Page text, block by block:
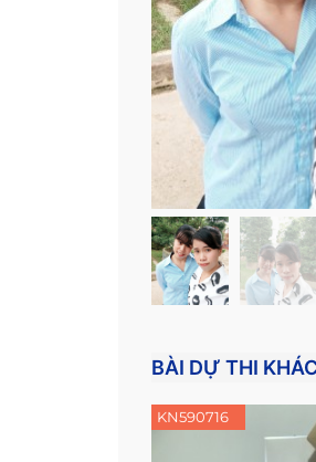
BÀI DỰ THI
KN590716